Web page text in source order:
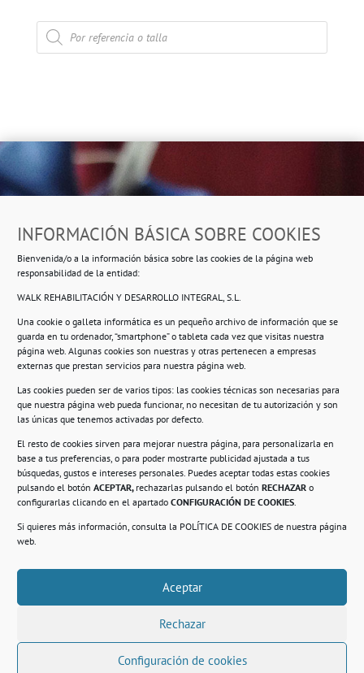
INFORMACIÓN BÁSICA SOBRE COOKIES
Bienvenida/o a la información básica sobre las cookies de la página web
responsabilidad de la entidad:
WALK REHABILITACIÓN Y DESARROLLO INTEGRAL, S.L.
Una cookie o galleta informática es un pequeño archivo de información que se
guarda en tu ordenador, “smartphone” o tableta cada vez que visitas nuestra
página web. Algunas cookies son nuestras y otras pertenecen a empresas
externas que prestan servicios para nuestra página web.
Las cookies pueden ser de varios tipos: las cookies técnicas son necesarias para
que nuestra página web pueda funcionar, no necesitan de tu autorización y son
las únicas que tenemos activadas por defecto.
El resto de cookies sirven para mejorar nuestra página, para personalizarla en
base a tus preferencias, o para poder mostrarte publicidad ajustada a tus
búsquedas, gustos e intereses personales. Puedes aceptar todas estas cookies
pulsando el botón ACEPTAR, rechazarlas pulsando el botón RECHAZAR o
configurarlas clicando en el apartado CONFIGURACIÓN DE COOKIES.
Si quieres más información, consulta la POLÍTICA DE COOKIES de nuestra página
web.
Aceptar
Rechazar
Configuración de cookies
Búsqueda
de
productos
Ropero Solidario de Usera
Beasáin 25-33posterior, local 3 – 28041 Madrid
Información
Compromiso con la protección de datos
personales.
Política de Cookies.
© 2021. Realizado en el Centro de Rehabilitación